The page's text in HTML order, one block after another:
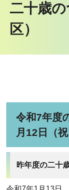
二十歳
区）
令和7年度
月12日（
昨年度の二十